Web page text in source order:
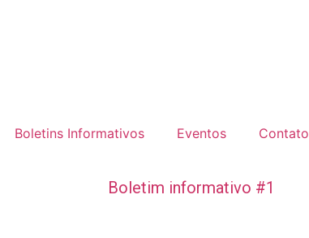
Boletins Informativos Eventos Contato
Boletim informativo #1